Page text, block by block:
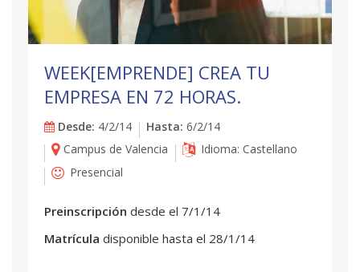
WEEK[EMPRENDE] CREA TU
EMPRESA EN 72 HORAS.
Desde: 4/2/14 Hasta: 6/2/14
Campus de Valencia
Idioma: Castellano
Presencial
Preinscripción desde el 7/1/14
Matrícula disponible hasta el 28/1/14